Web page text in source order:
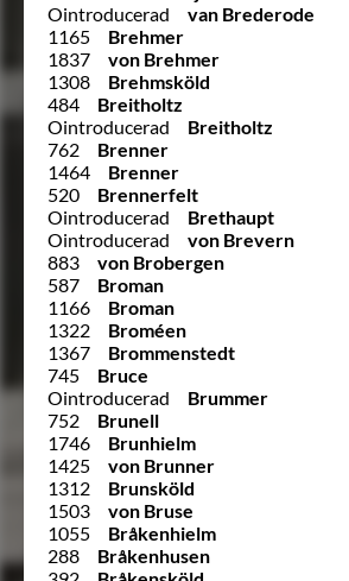
Ointroducerad
van Brederode
1165
Brehmer
1837
von Brehmer
1308
Brehmsköld
484
Breitholtz
Ointroducerad
Breitholtz
762
Brenner
1464
Brenner
520
Brennerfelt
Ointroducerad
Brethaupt
Ointroducerad
von Brevern
883
von Brobergen
587
Broman
1166
Broman
1322
Broméen
1367
Brommenstedt
745
Bruce
Ointroducerad
Brummer
752
Brunell
1746
Brunhielm
1425
von Brunner
1312
Brunsköld
1503
von Bruse
1055
Bråkenhielm
288
Bråkenhusen